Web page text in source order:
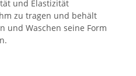
und Elastizität
zu tragen und behält
und Waschen seine Form